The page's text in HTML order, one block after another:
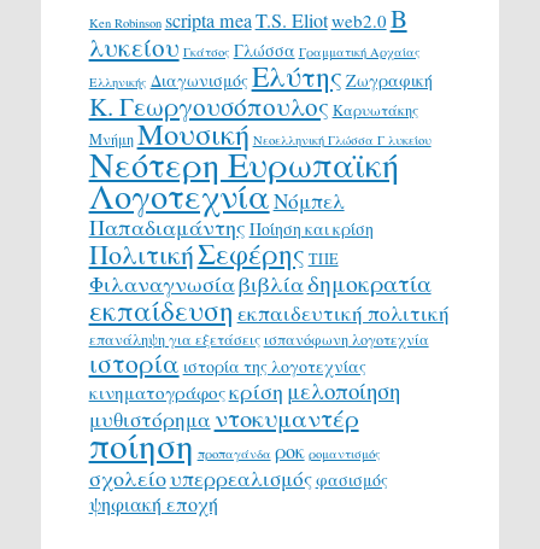
Ken Robinson scripta meaT.S. Eliotweb2.0 Β
λυκείου Γκάτσος Γλώσσα Γραμματική Αρχαίας
Ελληνικής ΔιαγωνισμόςΕλύτης Ζωγραφική
Κ. Γεωργουσόπουλος Καρυωτάκης
ΜνήμηΜουσική Νεοελληνική Γλώσσα Γ λυκείου
Νεότερη Ευρωπαϊκή
ΛογοτεχνίαΝόμπελ
Παπαδιαμάντης Ποίηση και κρίση
ΠολιτικήΣεφέρης ΤΠΕ
Φιλαναγνωσίαβιβλίαδημοκρατία
εκπαίδευση εκπαιδευτική πολιτική
επανάληψη για εξετάσεις ισπανόφωνη λογοτεχνία
ιστορία ιστορία της λογοτεχνίας
κινηματογράφοςκρίση μελοποίηση
μυθιστόρημα ντοκυμαντέρ
ποίηση προπαγάνδα ροκ ρομαντισμός
σχολείουπερρεαλισμόςφασισμός
ψηφιακή εποχή